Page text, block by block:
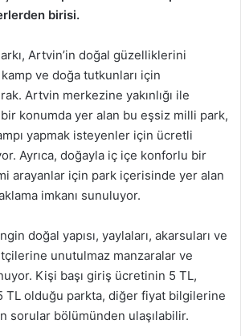
birisi.
Artvin’in doğal güzelliklerini
ve doğa tutkunları için
Artvin merkezine yakınlığı ile
konumda yer alan bu eşsiz milli park,
yapmak isteyenler için ücretli
Ayrıca, doğayla iç içe konforlu bir
arayanlar için park içerisinde yer alan
imkanı sunuluyor.
doğal yapısı, yaylaları, akarsuları ve
unutulmaz manzaralar ve
Kişi başı giriş ücretinin 5 TL,
TL olduğu parkta, diğer fiyat bilgilerine
sorular bölümünden ulaşılabilir.